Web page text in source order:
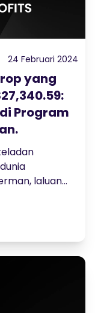
24 Februari 2024
yang
Program
laluan...